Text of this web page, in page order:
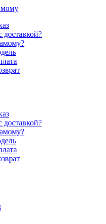
доставкой?
доставкой?